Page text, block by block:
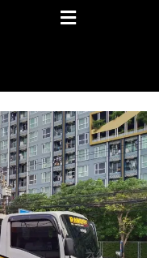
SlideON
ถูก